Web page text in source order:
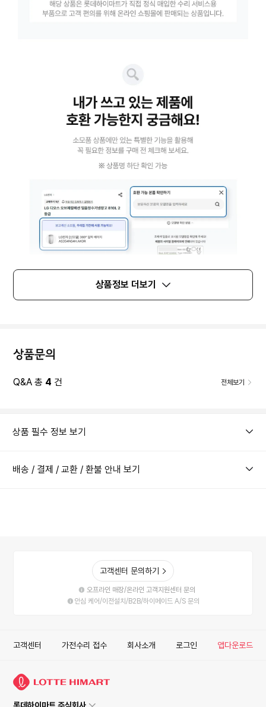
상품정보 더보기
상품문의
Q&A 총 4 건 전체보기
상품 필수 정보 보기
배송 / 결제 / 교환 / 환불 안내 보기
고객센터 문의하기
오프라인 매장/온라인 고객지원센터 문의
안심 케어/이전설치/B2B/하이메이드 A/S 문의
고객센터 가전수리 접수 회사소개 로그인 앱다운로드